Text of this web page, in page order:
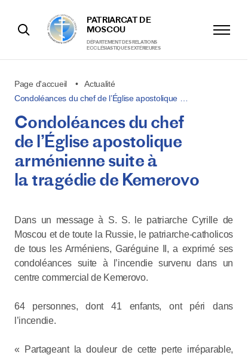
PATRIARCAT DE
MOSCOU
DÉPARTEMENT DES RELATIONS
ECCLÉSIASTIQUES EXTÉRIEURES
Page d'accueil
Actualité
Condoléances du chef de l’Église apostolique …
Condoléances du chef
de l’Église apostolique
arménienne suite à
la tragédie de Kemerovo
Dans un message à S. S. le patriarche Cyrille de
Moscou et de toute la Russie, le patriarche-catholicos
de tous les Arméniens, Garéguine II, a exprimé ses
condoléances suite à l’incendie survenu dans un
centre commercial de Kemerovo.
64 personnes, dont 41 enfants, ont péri dans
l’incendie.
« Partageant la douleur de cette perte irréparable,